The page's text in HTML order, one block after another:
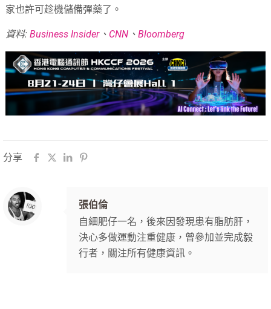
家也許可趁機儲備彈藥了。
資料:Business Insider、 CNN 、Bloomberg
分享
張伯倫
自細肥仔一名，後來因發現患有脂肪肝，
決心多做運動注重健康，曾參加並完成毅
行者，關注所有健康資訊。